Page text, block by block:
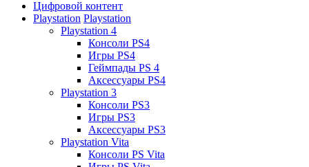
Цифровой контент
Playstation Playstation
Playstation 4
Консоли PS4
Игры PS4
Геймпады PS 4
Аксессуары PS4
Playstation 3
Консоли PS3
Игры PS3
Аксессуары PS3
Playstation Vita
Консоли PS Vita